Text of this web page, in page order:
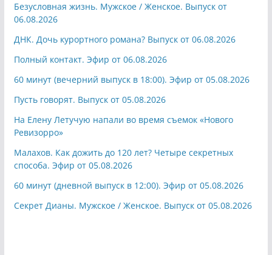
Безусловная жизнь. Мужское / Женское. Выпуск от
06.08.2026
ДНК. Дочь курортного романа? Выпуск от 06.08.2026
Полный контакт. Эфир от 06.08.2026
60 минут (вечерний выпуск в 18:00). Эфир от 05.08.2026
Пусть говорят. Выпуск от 05.08.2026
На Елену Летучую напали во время съемок «Нового
Ревизорро»
Малахов. Как дожить до 120 лет? Четыре секретных
способа. Эфир от 05.08.2026
60 минут (дневной выпуск в 12:00). Эфир от 05.08.2026
Секрет Дианы. Мужское / Женское. Выпуск от 05.08.2026